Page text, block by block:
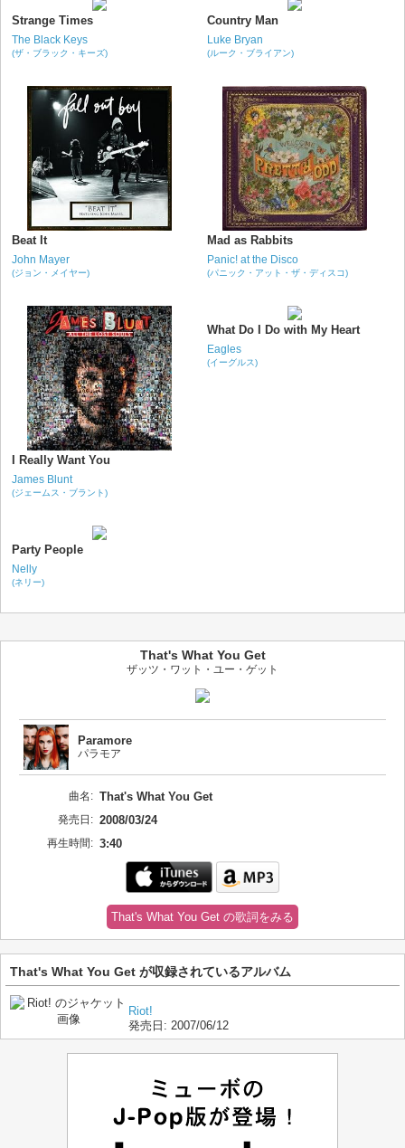
Strange Times
The Black Keys
(ザ・ブラック・キーズ)
Country Man
Luke Bryan
(ルーク・ブライアン)
Beat It
John Mayer
(ジョン・メイヤー)
Mad as Rabbits
Panic! at the Disco
(パニック・アット・ザ・ディスコ)
I Really Want You
James Blunt
(ジェームス・ブラント)
What Do I Do with My Heart
Eagles
(イーグルス)
Party People
Nelly
(ネリー)
That's What You Get
ザッツ・ワット・ユー・ゲット
Paramore
パラモア
曲名: That's What You Get
発売日: 2008/03/24
再生時間: 3:40
That's What You Get の歌詞をみる
That's What You Get が収録されているアルバム
Riot!
発売日: 2007/06/12